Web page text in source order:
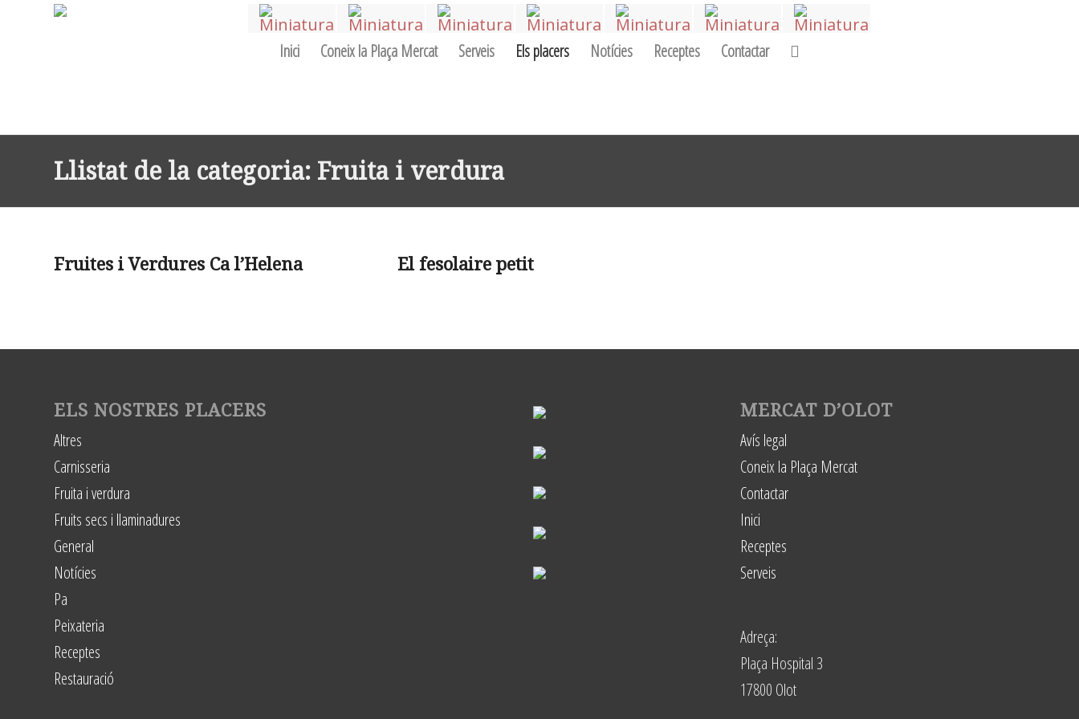
Inici Coneix la Plaça Mercat Serveis Els placers Notícies Receptes Contactar
Llistat de la categoria: Fruita i verdura
Fruites i Verdures Ca l’Helena El fesolaire petit
ELS NOSTRES PLACERS
Altres
Carnisseria
Fruita i verdura
Fruits secs i llaminadures
General
Notícies
Pa
Peixateria
Receptes
Restauració
MERCAT D’OLOT
Avís legal
Coneix la Plaça Mercat
Contactar
Inici
Receptes
Serveis
Adreça:
Plaça Hospital 3
17800 Olot